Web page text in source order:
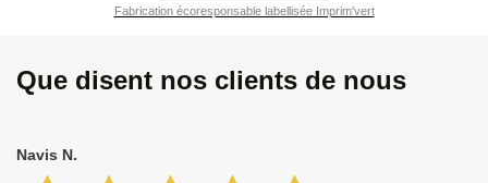
Fabrication écoresponsable labellisée Imprim'vert
Que disent nos clients de nous
Navis N.